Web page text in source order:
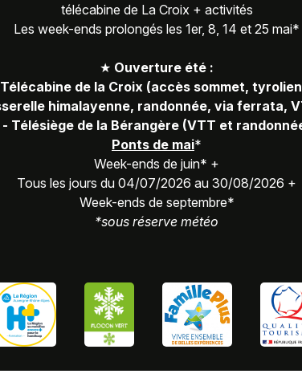
télécabine de La Croix + activités
Les week-ends prolongés les 1er, 8, 14 et 25 mai*
★ Ouverture été :
Télécabine de la Croix (accès sommet,
himalayenne, randonnée, via ferrata,
- Télésiège de la Bérangère (VTT et
Ponts de mai*
Week-ends de juin* +
Tous les jours du 04/07/2026 au 30/08/2026 +
Week-ends de septembre*
*sous réserve météo